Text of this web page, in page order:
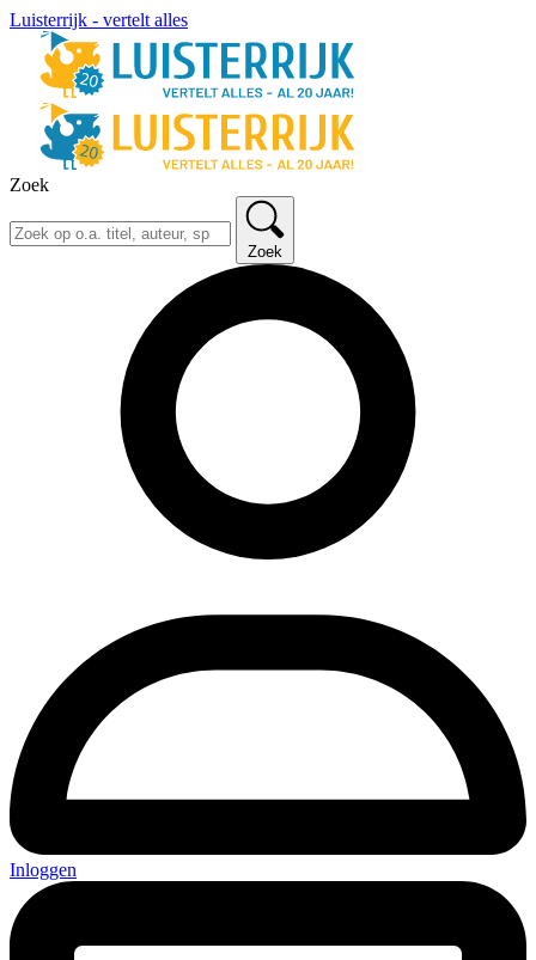
Luisterrijk - vertelt alles
Zoek
Zoek
Inloggen